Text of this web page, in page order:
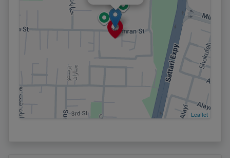
ورودی رایگان+دو مورد خدمات دریافت معرفی نامه
ورودی رایگان+دو مورد خدمات دریافت معرفی نامه
30 شهریور : ورودی رایگان+دو مورد خدمات
31 شهریور : ورودی رایگان+دو مورد خدمات دریافت معرفی نامه
Leaflet